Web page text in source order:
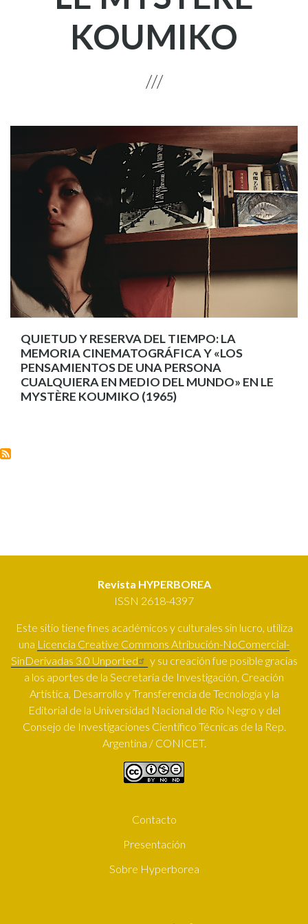
KOUMIKO
QUIETUD Y RESERVA DEL TIEMPO: LA
MEMORIA CINEMATOGRÁFICA Y «LOS
PENSAMIENTOS DE UNA PERSONA
CUALQUIERA EN MEDIO DEL MUNDO» EN LE
MYSTÈRE KOUMIKO (1965)
Revista HYPERBOREA
ISSN 2618-4397
Este sitio tiene fines académicos y culturales sin lucro, utiliza
una Licencia Creative Commons Atribución-NoComercial-
SinDerivadas 3.0 Unported
y su creación fue posible gracias
a los aportes de la Secretaría de Investigación, Creación
Artística, Desarrollo y Transferencia de Tecnología y la
Editorial de la Universidad Nacional de Río Negro y del
Consejo de Investigaciones Científico Técnicas de la Rep.
Argentina / CONICET.
Contacto
Presentación
Sobre Hyperborea